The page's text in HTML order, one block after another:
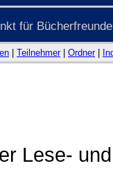
für Bücherfreunde
Teilnehmer| Ordner|
Lese-